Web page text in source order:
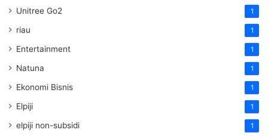
Unitree Go2 1
riau 1
Entertainment 1
Natuna 1
Ekonomi Bisnis 1
Elpiji 1
elpiji non-subsidi 1